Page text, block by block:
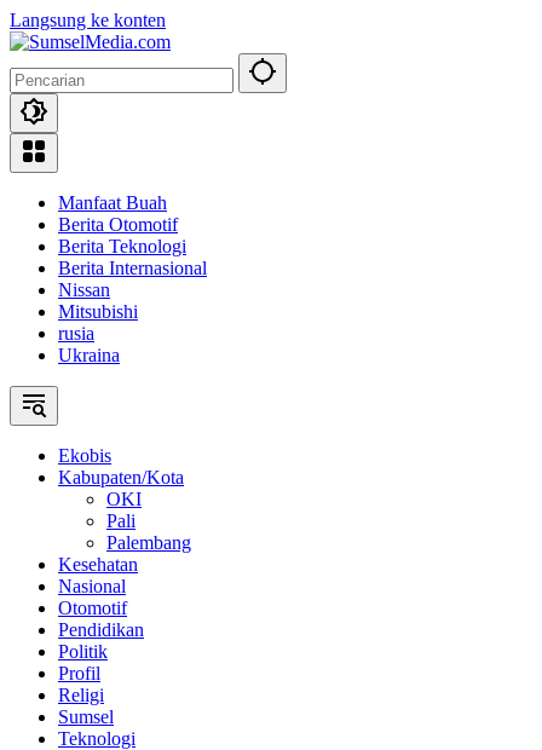
Langsung ke konten
Manfaat Buah
Berita Otomotif
Berita Teknologi
Berita Internasional
Nissan
Mitsubishi
rusia
Ukraina
Ekobis
Kabupaten/Kota
OKI
Pali
Palembang
Kesehatan
Nasional
Otomotif
Pendidikan
Politik
Profil
Religi
Sumsel
Teknologi